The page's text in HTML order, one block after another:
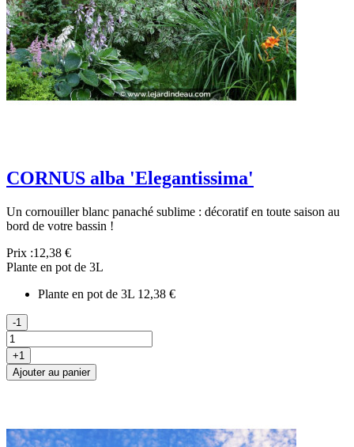
CORNUS alba 'Elegantissima'
Un cornouiller blanc panaché sublime : décoratif en toute saison au
bord de votre bassin !
Prix :12,38 €
Plante en pot de 3L
Plante en pot de 3L 12,38 €
-1
+1
Ajouter au panier